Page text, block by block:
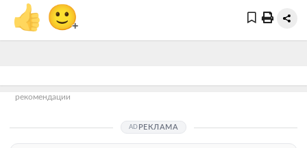
👍 🙂+
рекомендации
РЕКЛАМА